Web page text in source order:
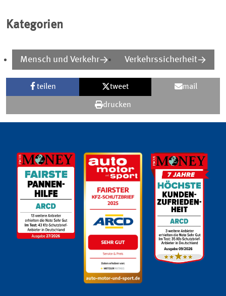
Kategorien
Mensch und Verkehr Verkehrssicherheit
teilen tweet mail
drucken